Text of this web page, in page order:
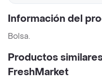
Información del
Bolsa.
Productos
FreshMarket